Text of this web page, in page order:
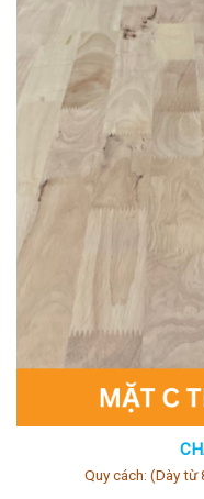
Quy cách: (Dày